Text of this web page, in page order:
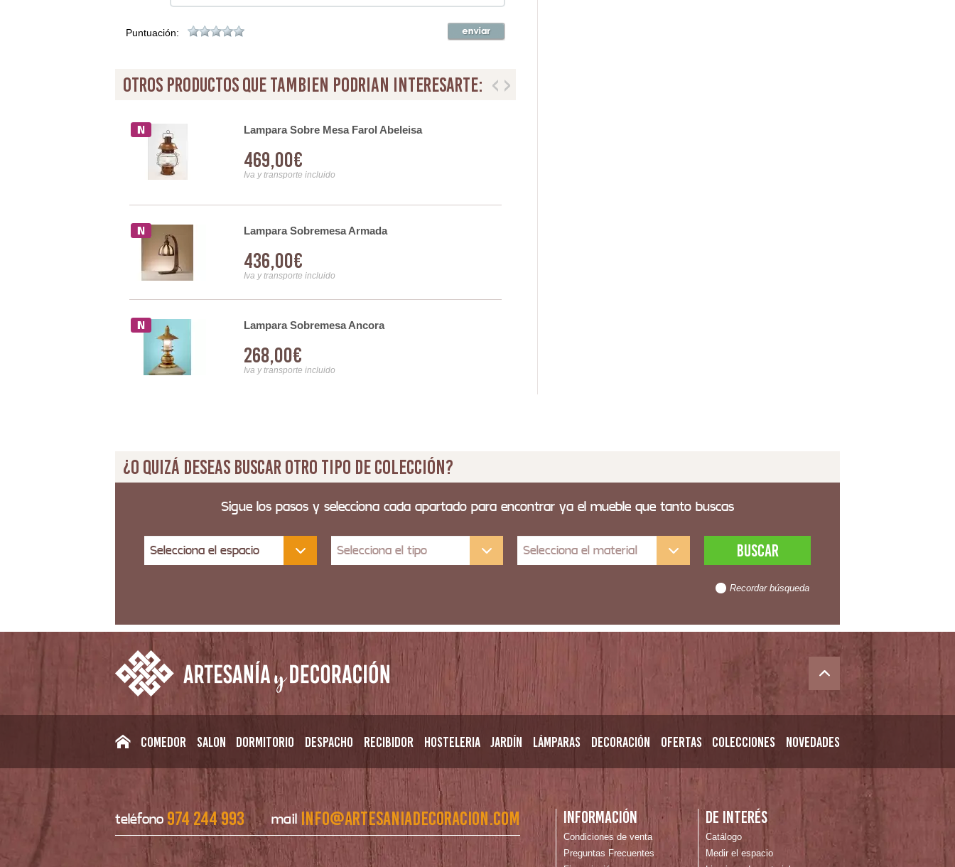
Puntuación:
otros productos que tambien podrian interesarte:
Lampara Sobre Mesa Farol Abeleisa
469,00€
Iva y transporte incluido
Lampara Sobremesa Armada
436,00€
Iva y transporte incluido
Lampara Sobremesa Ancora
268,00€
Iva y transporte incluido
¿O quizá deseas buscar otro tipo de colección?
Sigue los pasos y selecciona cada apartado para encontrar ya el mueble que tanto buscas
Selecciona el espacio Selecciona el tipo Selecciona el material
Recordar búsqueda
Comedor Salon Dormitorio Despacho Recibidor Hosteleria Jardín Lámparas Decoración Ofertas Colecciones Novedades
teléfono974 244 993 mail info@artesaniadecoracion.com Información
Condiciones de venta
Preguntas Frecuentes
De interés
Catálogo
Medir el espacio